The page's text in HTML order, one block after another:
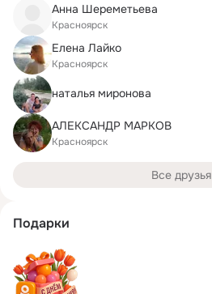
Анна Шереметьева
Красноярск
Елена Лайко
Красноярск
наталья миронова
АЛЕКСАНДР МАРКОВ
Красноярск
Все друзья
Подарки